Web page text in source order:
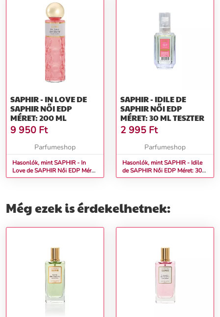
SAPHIR - IN LOVE DE
SAPHIR NŐI EDP
MÉRET: 200 ML
9 950 Ft
Parfumeshop
Hasonlók, mint SAPHIR - In
Love de SAPHIR Női EDP Méret:
200 ml
SAPHIR - IDILE DE
SAPHIR NŐI EDP
MÉRET: 30 ML TESZTER
2 995 Ft
Parfumeshop
Hasonlók, mint SAPHIR - Idile
de SAPHIR Női EDP Méret: 30
ml teszter
Még ezek is érdekelhetnek: